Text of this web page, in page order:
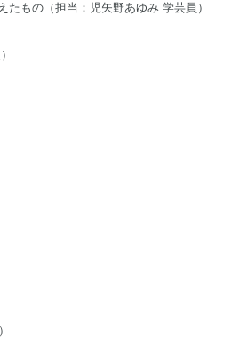
もの（担当：児矢野あゆみ 学芸員）